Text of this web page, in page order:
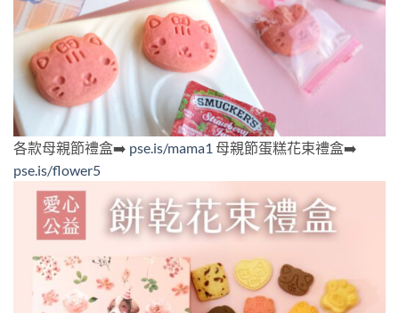
各款母親節禮盒➡️ pse.is/mama1 母親節蛋糕花束禮盒➡️
pse.is/flower5